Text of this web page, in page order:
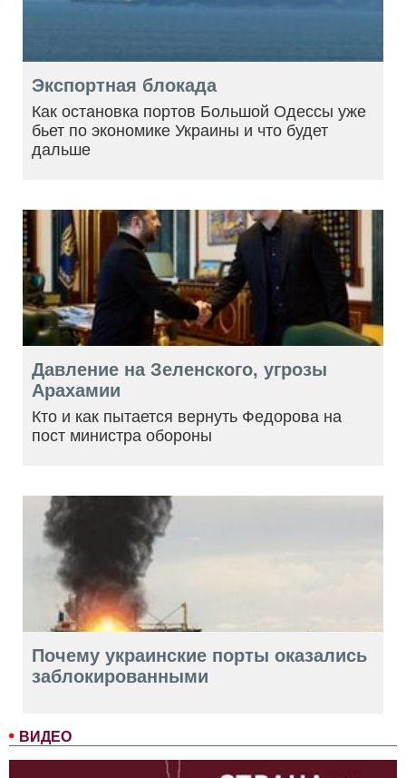
ВИДЕО
Экспортная блокада
Как остановка портов Большой Одессы уже
бьет по экономике Украины и что будет
дальше
Давление на Зеленского, угрозы
Арахамии
Кто и как пытается вернуть Федорова на
пост министра обороны
Почему украинские порты оказались
заблокированными